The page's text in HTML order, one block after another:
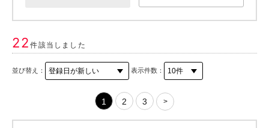
22件該当しました
並び替え： 表示件数：
1 2 3 >